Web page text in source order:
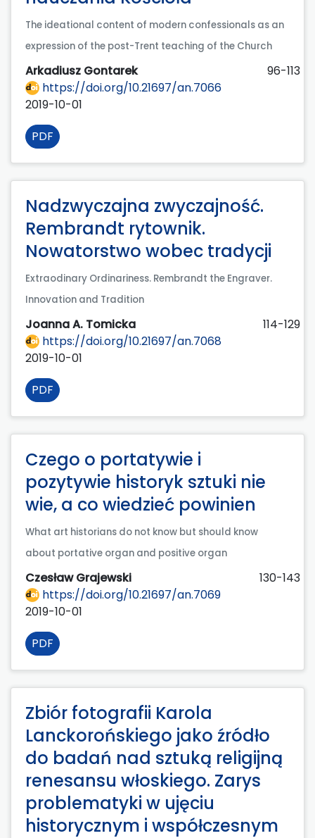
The ideational content of modern confessionals as an
expression of the post-Trent teaching of the Church
Arkadiusz Gontarek
96-113
https://doi.org/10.21697/an.7066
2019-10-01
PDF
Nadzwyczajna zwyczajność.
Rembrandt rytownik.
Nowatorstwo wobec tradycji
Extraodinary Ordinariness. Rembrandt the Engraver.
Innovation and Tradition
Joanna A. Tomicka
114-129
https://doi.org/10.21697/an.7068
2019-10-01
PDF
Czego o portatywie i
pozytywie historyk sztuki nie
wie, a co wiedzieć powinien
What art historians do not know but should know
about portative organ and positive organ
Czesław Grajewski
130-143
https://doi.org/10.21697/an.7069
2019-10-01
PDF
Zbiór fotografii Karola
Lanckorońskiego jako źródło
do badań nad sztuką religijną
renesansu włoskiego. Zarys
problematyki w ujęciu
historycznym i współczesnym